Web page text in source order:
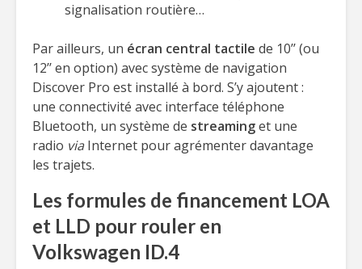
signalisation routière…
Par ailleurs, un écran central tactile de 10’’ (ou
12’’ en option) avec système de navigation
Discover Pro est installé à bord. S’y ajoutent :
une connectivité avec interface téléphone
Bluetooth, un système de streaminget une
radio via Internet pour agrémenter davantage
les trajets.
Les formules de financement LOA
et LLD pour rouler en
Volkswagen ID.4